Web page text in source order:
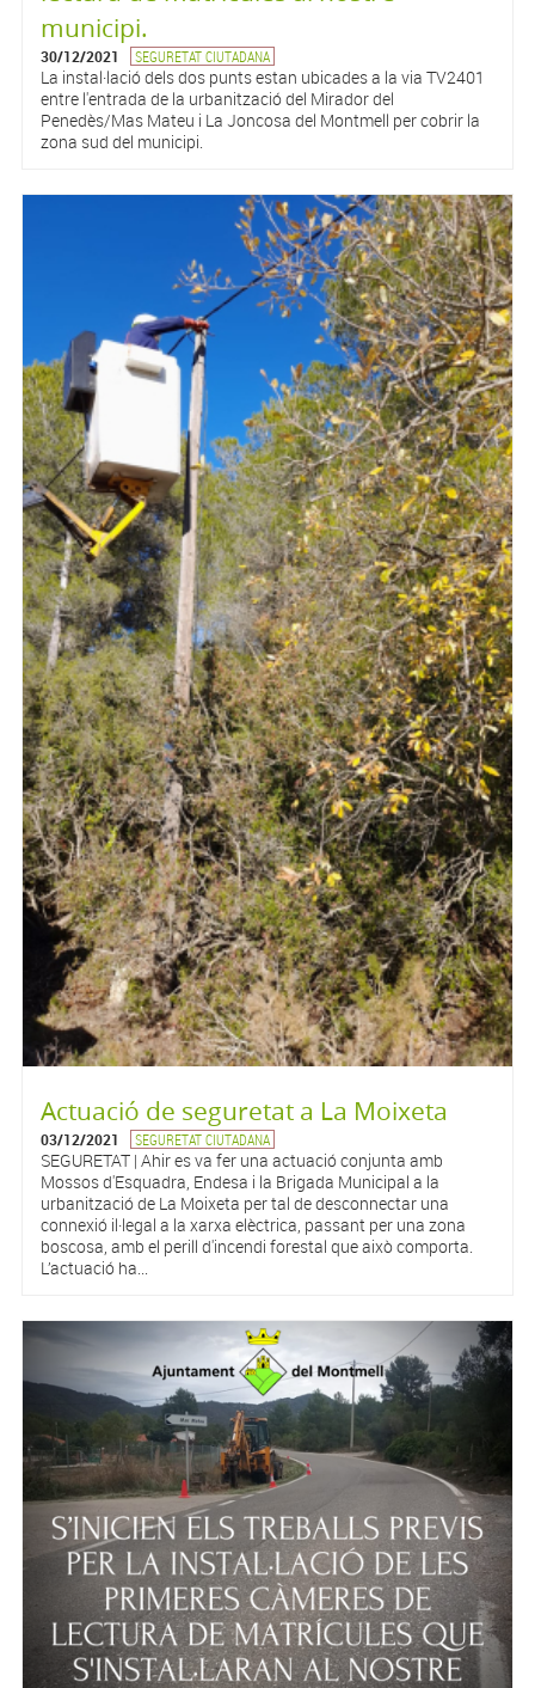
municipi.
30/12/2021 SEGURETAT CIUTADANA
La instal·lació dels dos punts estan ubicades a la via TV2401
entre l'entrada de la urbanització del Mirador del
Penedès/Mas Mateu i La Joncosa del Montmell per cobrir la
zona sud del municipi.
Actuació de seguretat a La Moixeta
03/12/2021 SEGURETAT CIUTADANA
SEGURETAT | Ahir es va fer una actuació conjunta amb
Mossos d'Esquadra, Endesa i la Brigada Municipal a la
urbanització de La Moixeta per tal de desconnectar una
connexió il·legal a la xarxa elèctrica, passant per una zona
boscosa, amb el perill d'incendi forestal que això comporta.
L’actuació ha...